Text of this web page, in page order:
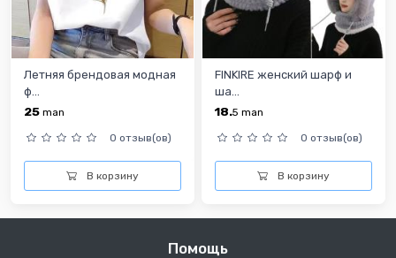
Летняя брендовая модная
ф...
25 man
0 отзыв(ов)
В корзину
FINKIRE женский шарф и
ша...
18.5 man
0 отзыв(ов)
В корзину
Помощь